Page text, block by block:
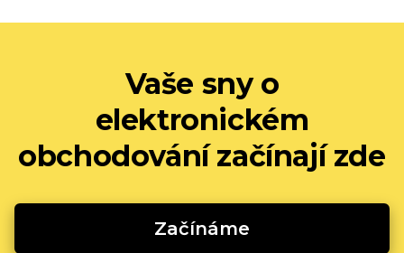
Vaše sny o
elektronickém
obchodování začínají zde
Začínáme